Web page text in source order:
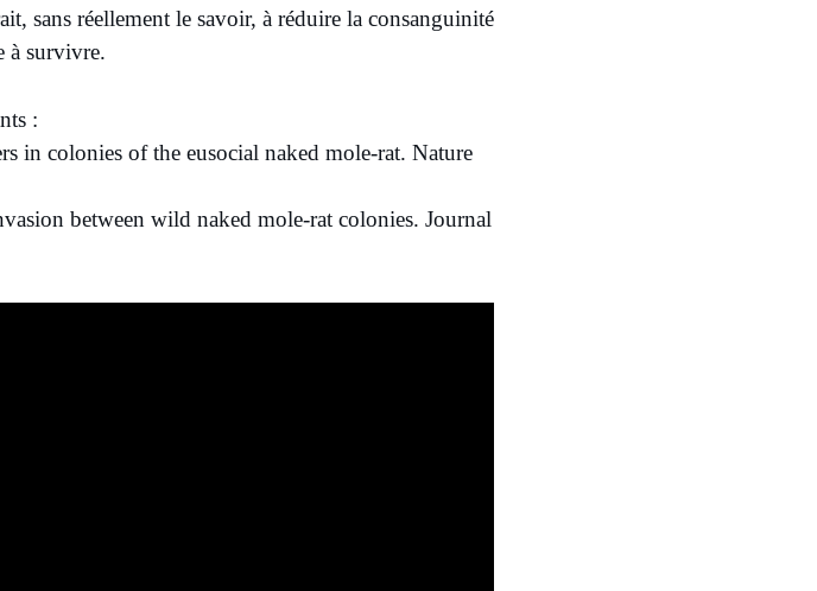
sans réellement le savoir, à réduire la consanguinité
à survivre.
:
in colonies of the eusocial naked mole-rat. Nature
between wild naked mole‐rat colonies. Journal